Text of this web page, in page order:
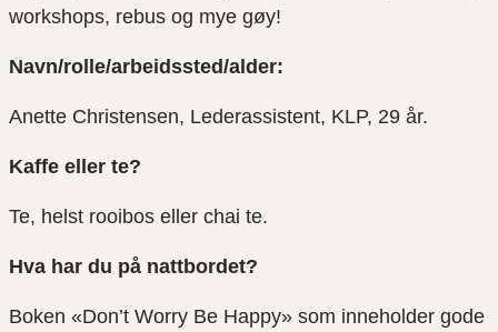
workshops, rebus og mye gøy!
Navn/rolle/arbeidssted/alder:
Anette Christensen, Lederassistent, KLP, 29 år.
Kaffe eller te?
Te, helst rooibos eller chai te.
Hva har du på nattbordet?
Boken «Don’t Worry Be Happy» som inneholder gode